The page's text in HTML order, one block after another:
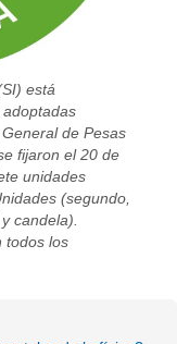
está
de Pesas
fijaron el 20 de
unidades
(segundo,
candela).
todos los